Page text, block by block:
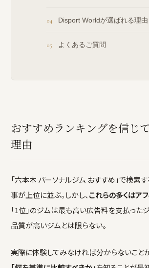
Disport Worldが選ばれる理由
よくあるご質問
おすすめランキングを信じ
理由
「六本木 パーソナルジム おすすめ」で検索す
事が上位に並ぶ。しかし、 これらの多くはア
「1位」のジムは最も高い広告料を支払った
品質が高いジムとは限らない。
実際に体験してみなければ分からないことが